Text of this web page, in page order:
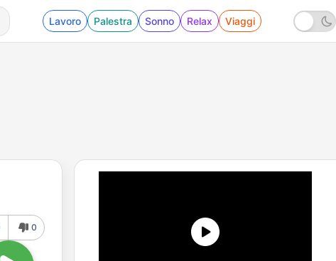
Lavoro Palestra Sonno Relax Viaggi
0